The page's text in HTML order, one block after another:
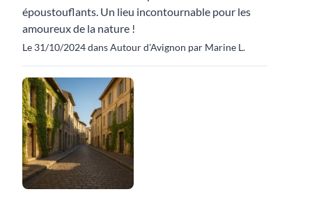
époustouflants. Un lieu incontournable pour les
amoureux de la nature !
Le 31/10/2024 dans Autour d'Avignon par Marine L.